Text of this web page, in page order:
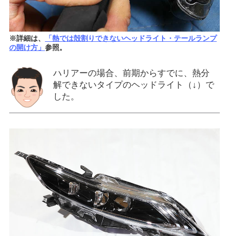
※詳細は、
「熱では殻割りできないヘッドライト・テールランプ
の開け方」 参照。
ハリアーの場合、前期からすでに、熱分
解できないタイプのヘッドライト（↓）で
した。